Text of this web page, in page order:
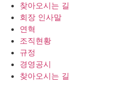
찾아오시는 길
회장 인사말
연혁
조직현황
규정
경영공시
찾아오시는 길